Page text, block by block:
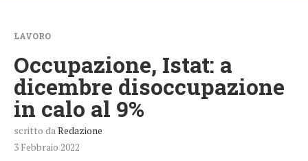
LAVORO
Occupazione, Istat: a
dicembre disoccupazione
in calo al 9%
scritto da Redazione
3 Febbraio 2022